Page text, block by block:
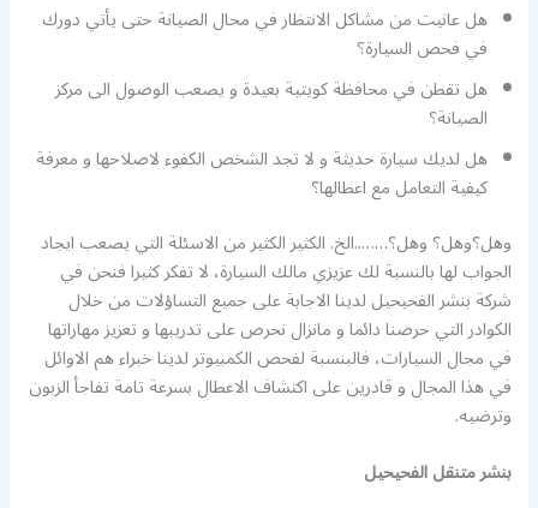
هل عانيت من مشاكل الانتظار في محال الصيانة حتى يأتي دورك
في فحص السيارة؟
هل تقطن في محافظة كويتية بعيدة و يصعب الوصول الى مركز
الصيانة؟
هل لديك سيارة حديثة و لا تجد الشخص الكفوء لاصلاحها و معرفة
كيفية التعامل مع اعطالها؟
وهل؟وهل؟ وهل؟……..الخ. الكثير الكثير من الاسئلة التي يصعب ايجاد
الجواب لها بالنسبة لك عزيزي مالك السيارة، لا تفكر كثيرا فنحن في
شركة بنشر الفحيحيل لدينا الاجابة على جميع التساؤلات من خلال
الكوادر التي حرصنا دائما و مانزال نحرص على تدريبها و تعزيز مهاراتها
في مجال السيارات، فالبنسبة لفحص الكمبيوتر لدينا خبراء هم الاوائل
في هذا المجال و قادرين على اكتشاف الاعطال بسرعة تامة تفاجأ الزبون
وترضيه.
بنشر متنقل الفحيحيل